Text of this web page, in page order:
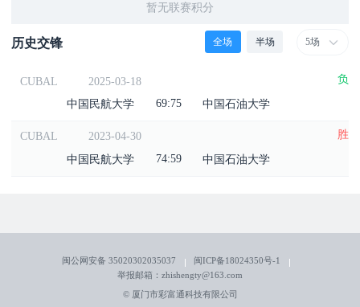
暂无联赛积分
历史交锋 5场
全场 半场
CUBAL
2025-03-18
中国民航大学
69:75 中国石油大学
负
CUBAL
2023-04-30
中国民航大学
74:59 中国石油大学
胜
闽公网安备 35020302035037
闽ICP备18024350号-1
举报邮箱：zhishengty@163.com
© 厦门市彩富通科技有限公司